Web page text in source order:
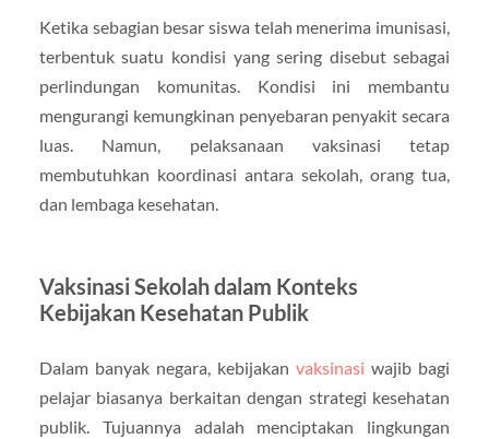
Ketika sebagian besar siswa telah menerima imunisasi,
terbentuk suatu kondisi yang sering disebut sebagai
perlindungan komunitas. Kondisi ini membantu
mengurangi kemungkinan penyebaran penyakit secara
luas. Namun, pelaksanaan vaksinasi tetap
membutuhkan koordinasi antara sekolah, orang tua,
dan lembaga kesehatan.
Vaksinasi Sekolah dalam Konteks
Kebijakan Kesehatan Publik
Dalam banyak negara, kebijakanvaksinasi wajib bagi
pelajar biasanya berkaitan dengan strategi kesehatan
publik. Tujuannya adalah menciptakan lingkungan